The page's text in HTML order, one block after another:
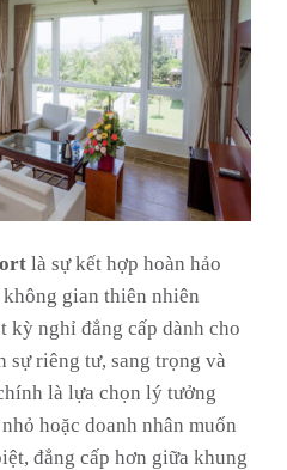
là sự kết hợp hoàn hảo
gian thiên nhiên
kỳ nghỉ đẳng cấp dành cho
sự riêng tư, sang trọng và
là lựa chọn lý tưởng
hoặc doanh nhân muốn
đẳng cấp hơn giữa khung